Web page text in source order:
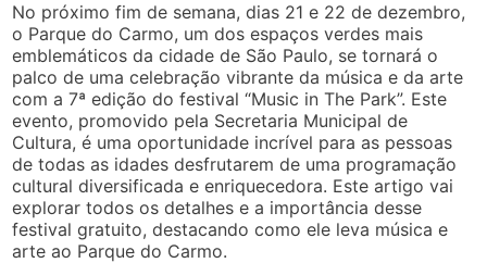
No próximo fim de semana, dias 21 e 22 de dezembro,
o Parque do Carmo, um dos espaços verdes mais
emblemáticos da cidade de São Paulo, se tornará o
palco de uma celebração vibrante da música e da arte
com a 7ª edição do festival “Music in The Park”. Este
evento, promovido pela Secretaria Municipal de
Cultura, é uma oportunidade incrível para as pessoas
de todas as idades desfrutarem de uma programação
cultural diversificada e enriquecedora. Este artigo vai
explorar todos os detalhes e a importância desse
festival gratuito, destacando como ele leva música e
arte ao Parque do Carmo.